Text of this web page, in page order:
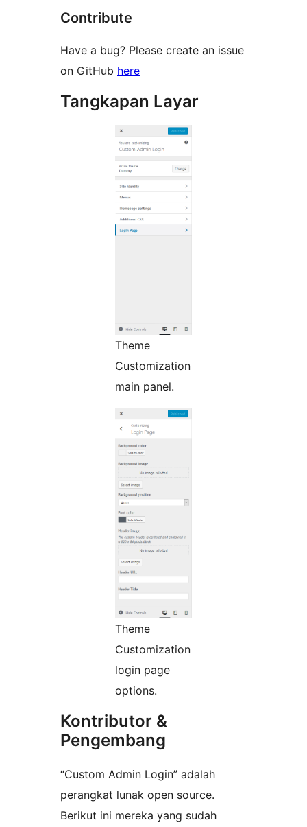
Contribute
Have a bug? Please create an issue
on GitHub here
Tangkapan Layar
Theme
Customization
main panel.
Theme
Customization
login page
options.
Kontributor &
Pengembang
“Custom Admin Login” adalah
perangkat lunak open source.
Berikut ini mereka yang sudah